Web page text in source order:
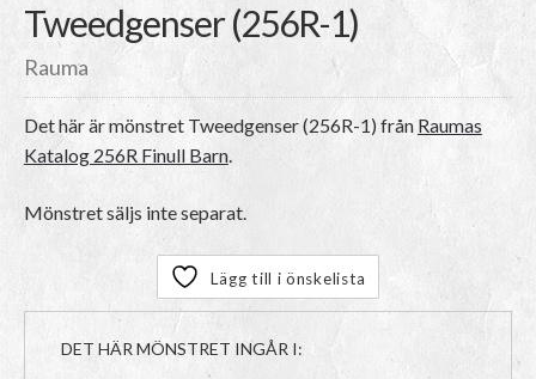
Tweedgenser (256R-1)
Rauma
Det här är mönstret Tweedgenser (256R-1) från Raumas
Katalog 256R Finull Barn.
Mönstret säljs inte separat.
Lägg till i önskelista
DET HÄR MÖNSTRET INGÅR I: